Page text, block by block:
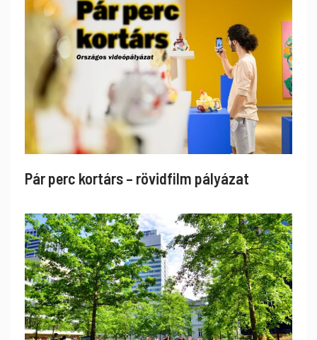
Pár perc kortárs – rövidfilm pályázat